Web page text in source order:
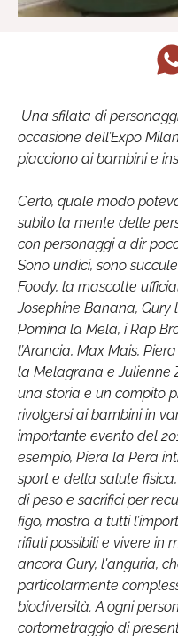
Una sfilata di
occasione dell’Expo
piacciono ai bambini e
Certo, quale modo
subito la mente delle
con personaggi a dir
Sono undici, sono
Foody, la mascotte
Josephine Banana, Gury
Pomina la Mela, i Rap
l’Arancia, Max Mais,
la Melagrana e Julienne
una storia e un compito
rivolgersi ai bambini in
importante evento del
esempio, Piera la Pera
sport e della salute
di peso e sacrifici per
figo, mostra a tutti
rifiuti possibili e vivere in
ancora Gury, l'anguria,
particolarmente
biodiversità. A ogni
cortometraggio di